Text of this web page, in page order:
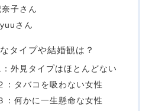
子さん
さん
タイプや結婚観は？
外見タイプはほとんどない
：タバコを吸わない女性
：何かに一生懸命な女性